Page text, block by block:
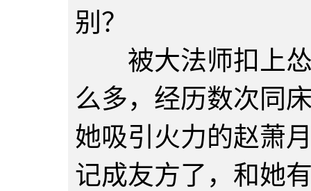
别？
被大法师扣上怂
么多，经历数次同
她吸引火力的赵萧
记成友方了，和她